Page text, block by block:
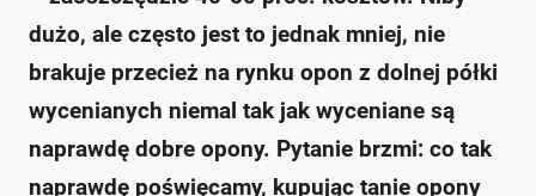
dużo, ale często jest to jednak mniej, nie
brakuje przecież na rynku opon z dolnej półki
wycenianych niemal tak jak wyceniane są
naprawdę dobre opony. Pytanie brzmi: co tak
naprawdę poświęcamy, kupując tanie opony